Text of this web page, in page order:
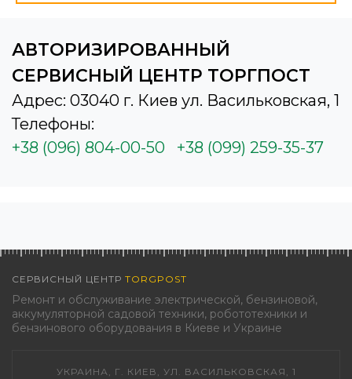
АВТОРИЗИРОВАННЫЙ
СЕРВИСНЫЙ ЦЕНТР ТОРГПОСТ
Адрес: 03040 г. Киев ул. Васильковская, 1
Телефоны:
+38 (096) 804-00-50
+38 (099) 259-35-37
СЕРВИСНЫЙ ЦЕНТР TORGPOST
Ремонт и обслуживание электрической, бензиновой,
аккумуляторной садовой техники, робототехники и
бензинового оборудования в Киеве и Украине
УКРАИНА, Г. КИЕВ, УЛ. ВАСИЛЬКОВСКАЯ, 1